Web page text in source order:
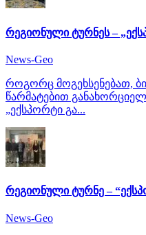
რეგიონული ტურნეს –
News-Geo
როგორც მოგეხსენებათ,
წარმატებით
„ექსპორტი გა...
რეგიონული ტურნე –
News-Geo